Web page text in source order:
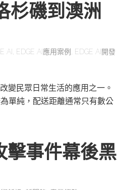
杉磯到澳洲
AI EDGE AI應用案例 EDGE AI開發
變民眾日常生活的應用之一。
單純，配送距離通常只有數公
擊事件幕後黑